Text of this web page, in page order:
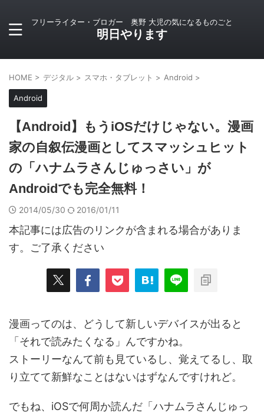
フリーライター・ブロガー 奥野 大児の気になるものごと
明日やります
HOME > デジタル > スマホ・タブレット > Android >
Android
【Android】もうiOSだけじゃない。漫画
家の自叙伝漫画としてスマッシュヒット
の「ハナムラさんじゅっさい」が
Androidでも完全無料！
2014/05/30 2016/01/11
本記事には広告のリンクが含まれる場合がありま
す。ご了承ください
漫画ってのは、どうして新しいデバイスが出ると
「それで読みたくなる」んですかね。
ストーリーなんて前も見ているし、覚えてるし、取
り立てて新鮮なことはないはずなんですけれど。
でもね、iOSで何周か読んだ「ハナムラさんじゅっ